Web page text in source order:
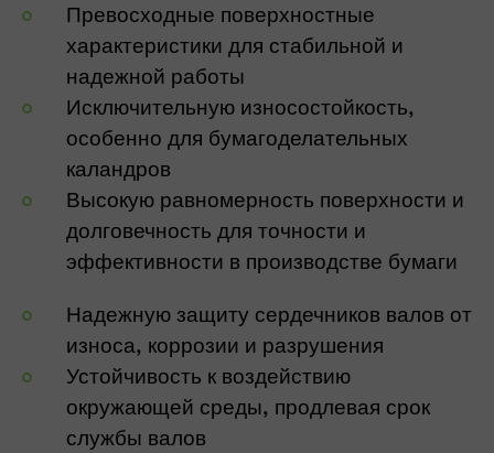
Превосходные поверхностные
характеристики для стабильной и
надежной работы
Исключительную износостойкость,
особенно для бумагоделательных
каландров
Высокую равномерность поверхности и
долговечность для точности и
эффективности в производстве бумаги
Надежную защиту сердечников валов от
износа, коррозии и разрушения
Устойчивость к воздействию
окружающей среды, продлевая срок
службы валов